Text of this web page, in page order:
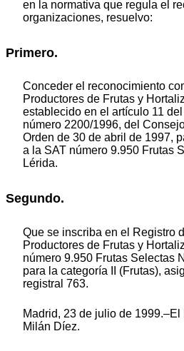
en la normativa que regula el
organizaciones, resuelvo:
Primero.
Conceder el reconocimiento
Productores de Frutas y
establecido en el artículo 11
número 2200/1996, del
Orden de 30 de abril de 1997,
a la SAT número 9.950 Frutas
Lérida.
Segundo.
Que se inscriba en el Registro
Productores de Frutas y
número 9.950 Frutas Selectas
para la categoría II (Frutas),
registral 763.
Madrid, 23 de julio de 1999.–El
Milán Díez.